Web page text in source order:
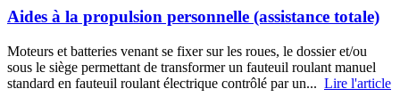
Aides à la propulsion personnelle (assistance totale)
Moteurs et batteries venant se fixer sur les roues, le dossier et/ou
sous le siège permettant de transformer un fauteuil roulant manuel
standard en fauteuil roulant électrique contrôlé par un... Lire l'article